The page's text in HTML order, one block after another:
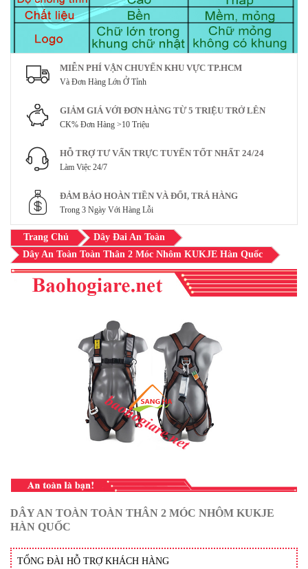
MIỄN PHÍ VẬN CHUYỂN KHU VỰC TP.HCM
Và Đơn Hàng Lớn Ở Tỉnh
GIẢM GIÁ VỚI ĐƠN HÀNG TỪ 5 TRIỆU TRỞ LÊN
CK% Đơn Hàng >10 Triệu
HỖ TRỢ TƯ VẤN TRỰC TUYẾN TỐT NHẤT 24/24
Làm Việc 24/7
ĐẢM BẢO HOÀN TIỀN VÀ ĐỔI, TRẢ HÀNG
Trong 3 Ngày Với Hàng Lỗi
Trang Chủ
Dây Đai An Toàn
Dây An Toàn Toàn Thân 2 Móc Nhôm KUKJE Hàn Quốc
DÂY AN TOÀN TOÀN THÂN 2 MÓC NHÔM KUKJE
HÀN QUỐC
TỔNG ĐÀI HỖ TRỢ KHÁCH HÀNG